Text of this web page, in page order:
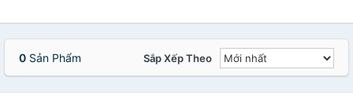
0 Sản Phẩm Sắp Xếp Theo